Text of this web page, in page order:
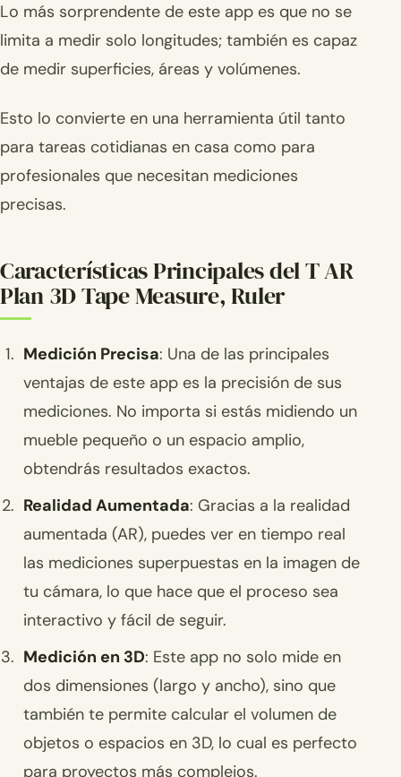
Lo más sorprendente de este app es que no se
limita a medir solo longitudes; también es capaz
de medir superficies, áreas y volúmenes.
Esto lo convierte en una herramienta útil tanto
para tareas cotidianas en casa como para
profesionales que necesitan mediciones
precisas.
Características Principales del T AR
Plan 3D Tape Measure, Ruler
Medición Precisa: Una de las principales
ventajas de este app es la precisión de sus
mediciones. No importa si estás midiendo un
mueble pequeño o un espacio amplio,
obtendrás resultados exactos.
Realidad Aumentada: Gracias a la realidad
aumentada (AR), puedes ver en tiempo real
las mediciones superpuestas en la imagen de
tu cámara, lo que hace que el proceso sea
interactivo y fácil de seguir.
Medición en 3D: Este app no solo mide en
dos dimensiones (largo y ancho), sino que
también te permite calcular el volumen de
objetos o espacios en 3D, lo cual es perfecto
para proyectos más complejos.